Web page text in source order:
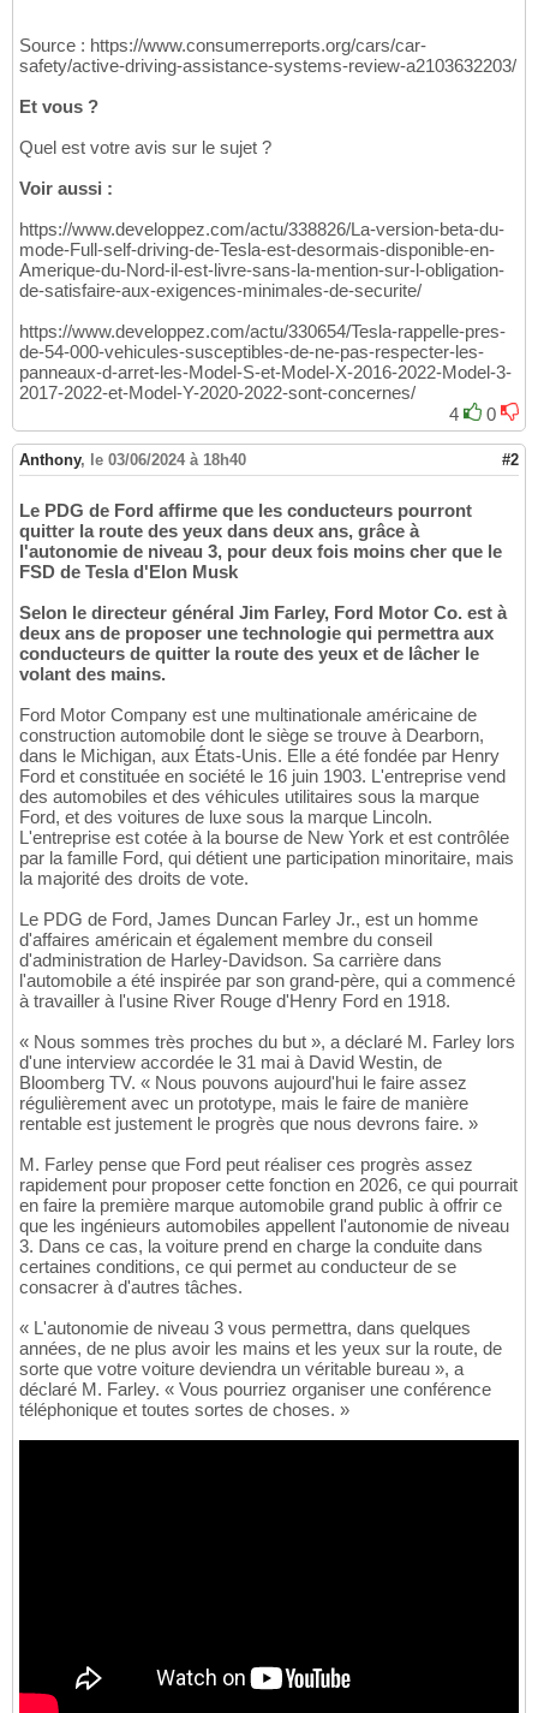
Source : https://www.consumerreports.org/cars/car-
safety/active-driving-assistance-systems-review-a2103632203/
Et vous ?
Quel est votre avis sur le sujet ?
Voir aussi :
https://www.developpez.com/actu/338826/La-version-beta-du-
mode-Full-self-driving-de-Tesla-est-desormais-disponible-en-
Amerique-du-Nord-il-est-livre-sans-la-mention-sur-l-obligation-
de-satisfaire-aux-exigences-minimales-de-securite/
https://www.developpez.com/actu/330654/Tesla-rappelle-pres-
de-54-000-vehicules-susceptibles-de-ne-pas-respecter-les-
panneaux-d-arret-les-Model-S-et-Model-X-2016-2022-Model-3-
2017-2022-et-Model-Y-2020-2022-sont-concernes/
4
0
Anthony, le 03/06/2024 à 18h40 #2
Le PDG de Ford affirme que les conducteurs pourront
quitter la route des yeux dans deux ans, grâce à
l'autonomie de niveau 3, pour deux fois moins cher que le
FSD de Tesla d'Elon Musk
Selon le directeur général Jim Farley, Ford Motor Co. est à
deux ans de proposer une technologie qui permettra aux
conducteurs de quitter la route des yeux et de lâcher le
volant des mains.
Ford Motor Company est une multinationale américaine de
construction automobile dont le siège se trouve à Dearborn,
dans le Michigan, aux États-Unis. Elle a été fondée par Henry
Ford et constituée en société le 16 juin 1903. L'entreprise vend
des automobiles et des véhicules utilitaires sous la marque
Ford, et des voitures de luxe sous la marque Lincoln.
L'entreprise est cotée à la bourse de New York et est contrôlée
par la famille Ford, qui détient une participation minoritaire, mais
la majorité des droits de vote.
Le PDG de Ford, James Duncan Farley Jr., est un homme
d'affaires américain et également membre du conseil
d'administration de Harley-Davidson. Sa carrière dans
l'automobile a été inspirée par son grand-père, qui a commencé
à travailler à l'usine River Rouge d'Henry Ford en 1918.
« Nous sommes très proches du but », a déclaré M. Farley lors
d'une interview accordée le 31 mai à David Westin, de
Bloomberg TV. « Nous pouvons aujourd'hui le faire assez
régulièrement avec un prototype, mais le faire de manière
rentable est justement le progrès que nous devrons faire. »
M. Farley pense que Ford peut réaliser ces progrès assez
rapidement pour proposer cette fonction en 2026, ce qui pourrait
en faire la première marque automobile grand public à offrir ce
que les ingénieurs automobiles appellent l'autonomie de niveau
3. Dans ce cas, la voiture prend en charge la conduite dans
certaines conditions, ce qui permet au conducteur de se
consacrer à d'autres tâches.
« L'autonomie de niveau 3 vous permettra, dans quelques
années, de ne plus avoir les mains et les yeux sur la route, de
sorte que votre voiture deviendra un véritable bureau », a
déclaré M. Farley. « Vous pourriez organiser une conférence
téléphonique et toutes sortes de choses. »